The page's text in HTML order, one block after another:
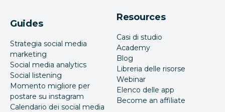
Guides
Strategia social media
marketing
Social media analytics
Social listening
Momento migliore per
postare su instagram
Calendario dei social media
Resources
Casi di studio
Academy
Blog
Libreria delle risorse
Webinar
Elenco delle app
Become an affiliate